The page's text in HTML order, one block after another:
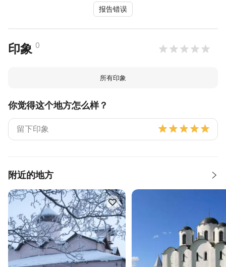
报告错误
印象 0
所有印象
你觉得这个地方怎么样？
附近的地方